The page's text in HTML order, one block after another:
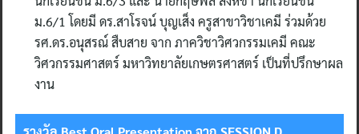
ม.6/1 โดยมี ดร.สาโรจน์ บุญเส็ง ครูสาขาวิชาเคมี ร่วมด้วย
รศ.ดร.อนุสรณ์ สืบสาย จาก ภาควิชาวิศวกรรมเคมี คณะ
วิศวกรรมศาสตร์ มหาวิทยาลัยเกษตรศาสตร์ เป็นที่ปรึกษาผล
งาน